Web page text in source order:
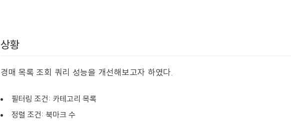
상황
경매 목록 조회 쿼리 성능을 개선해보고자 하였다.
필터링 조건: 카테고리 목록
정렬 조건: 북마크 수